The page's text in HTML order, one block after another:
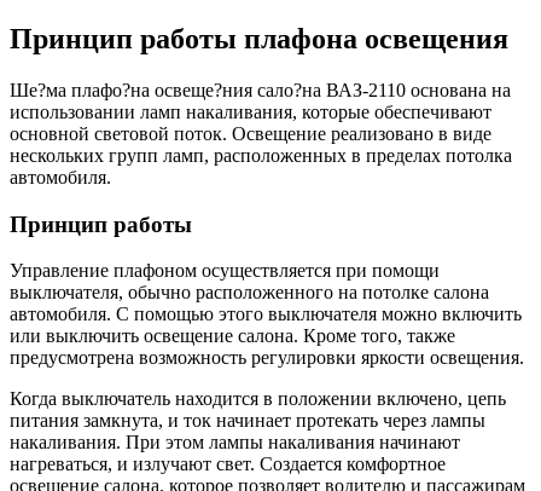
Принцип работы плафона освещения
Ше?ма плафо?на освеще?ния сало?на ВАЗ-2110 основана на
использовании ламп накаливания, которые обеспечивают
основной световой поток. Освещение реализовано в виде
нескольких групп ламп, расположенных в пределах потолка
автомобиля.
Принцип работы
Управление плафоном осуществляется при помощи
выключателя, обычно расположенного на потолке салона
автомобиля. С помощью этого выключателя можно включить
или выключить освещение салона. Кроме того, также
предусмотрена возможность регулировки яркости освещения.
Когда выключатель находится в положении включено, цепь
питания замкнута, и ток начинает протекать через лампы
накаливания. При этом лампы накаливания начинают
нагреваться, и излучают свет. Создается комфортное
освещение салона, которое позволяет водителю и пассажирам